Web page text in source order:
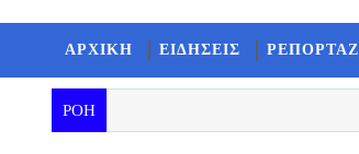
ΑΡΧΙΚΗ ΕΙΔΗΣΕΙΣ ΡΕΠΟΡΤΑΖ
ΡΟΗ